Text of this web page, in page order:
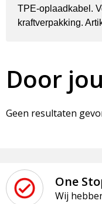
TPE-oplaadkabel.
kraftverpakking.
Door
Geen resultaten
One
Wij